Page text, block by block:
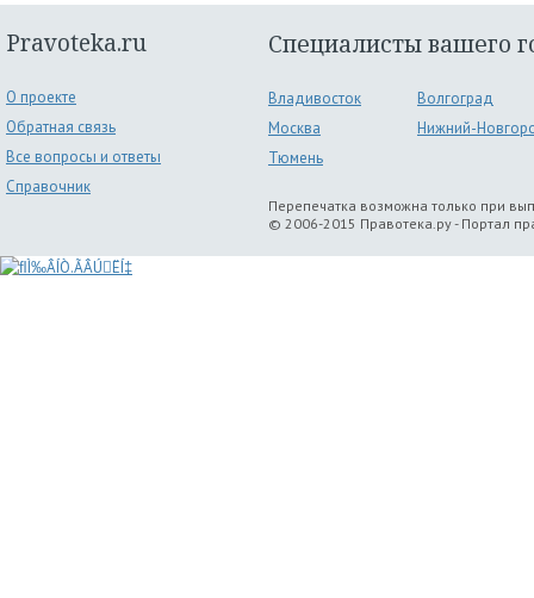
Pravoteka.ru
О проекте
Обратная связь
Все вопросы и ответы
Справочник
Специалисты вашего
Владивосток
Волгоград
Москва
Нижний-
Тюмень
Перепечатка возможна только при
© 2006-2015 Правотека.ру - Портал